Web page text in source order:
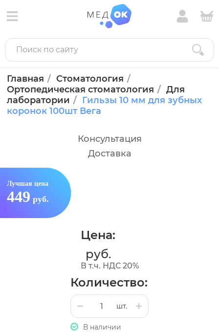
Главная
Стоматология
Ортопедическая стоматология
Для
лаборатории
Гильзы 10 мм для зубных
коронок 100шт Вега
Лучшая цена
449 руб.
Цена:
руб.
В т.ч. НДС 20%
Количество:
шт.
В наличии
Консультация
Доставка